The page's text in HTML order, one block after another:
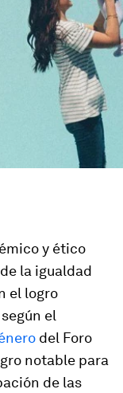
y ético
la igualdad
el logro
el
del Foro
notable para
de las